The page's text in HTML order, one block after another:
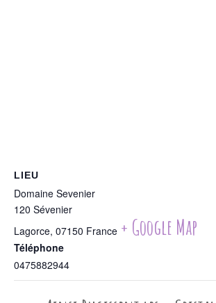
LIEU
Domaine Sevenier
120 Sévenier
Lagorce, 07150 France + Google Map
Téléphone
0475882944